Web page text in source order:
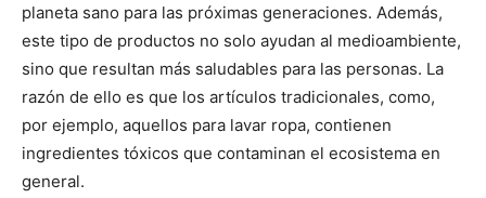
planeta sano para las próximas generaciones. Además,
este tipo de productos no solo ayudan al medioambiente,
sino que resultan más saludables para las personas. La
razón de ello es que los artículos tradicionales, como,
por ejemplo, aquellos para lavar ropa, contienen
ingredientes tóxicos que contaminan el ecosistema en
general.